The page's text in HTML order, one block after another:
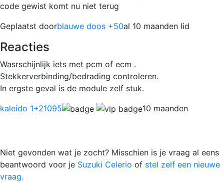
code gewist komt nu niet terug
Geplaatst doorblauwe doos +50al 10 maanden lid
Reacties
Wasrschijnlijk iets met pcm of ecm .
Stekkerverbinding/bedrading controleren.
In ergste geval is de module zelf stuk.
kaleido 1+21095 10 maanden
Niet gevonden wat je zocht? Misschien is je vraag al eens
beantwoord voor je Suzuki Celerio of stel zelf een nieuwe
vraag.